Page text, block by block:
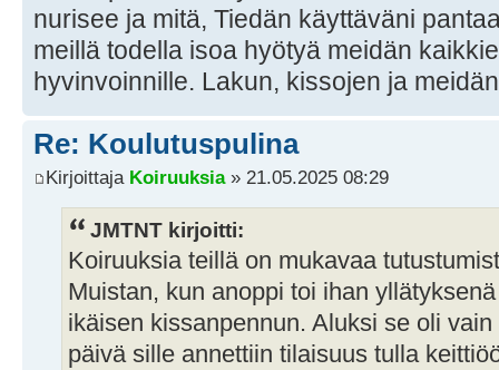
nurisee ja mitä, Tiedän käyttäväni
meillä todella isoa hyötyä meidän
hyvinvoinnille. Lakun, kissojen ja
Re: Koulutuspulina
Kirjoittaja Koiruuksia» 21.05.2025 08:29
JMTNT kirjoitti:
Koiruuksia teillä on mukavaa
Muistan, kun anoppi toi ihan
ikäisen kissanpennun. Aluksi se oli
päivä sille annettiin tilaisuus tulla